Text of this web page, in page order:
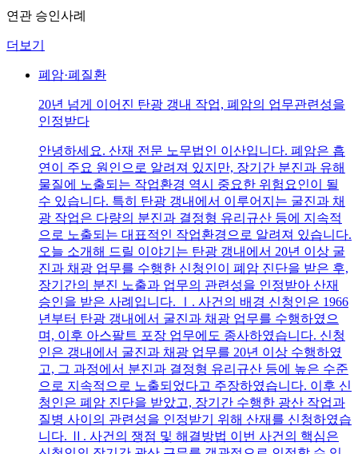
연관 승인사례
더보기
폐암·폐질환
20년 넘게 이어진 탄광 갱내 작업, 폐암의 업무관련성을
인정받다
안녕하세요. 산재 전문 노무법인 이산입니다. 폐암은 흡
연이 주요 원인으로 알려져 있지만, 장기간 분진과 유해
물질에 노출되는 작업환경 역시 중요한 위험요인이 될
수 있습니다. 특히 탄광 갱내에서 이루어지는 굴진과 채
광 작업은 다량의 분진과 결정형 유리규산 등에 지속적
으로 노출되는 대표적인 작업환경으로 알려져 있습니다.
오늘 소개해 드릴 이야기는 탄광 갱내에서 20년 이상 굴
진과 채광 업무를 수행한 신청인이 폐암 진단을 받은 후,
장기간의 분진 노출과 업무의 관련성을 인정받아 산재
승인을 받은 사례입니다. Ⅰ. 사건의 배경 신청인은 1966
년부터 탄광 갱내에서 굴진과 채광 업무를 수행하였으
며, 이후 아스팔트 포장 업무에도 종사하였습니다. 신청
인은 갱내에서 굴진과 채광 업무를 20년 이상 수행하였
고, 그 과정에서 분진과 결정형 유리규산 등에 높은 수준
으로 지속적으로 노출되었다고 주장하였습니다. 이후 신
청인은 폐암 진단을 받았고, 장기간 수행한 광산 작업과
질병 사이의 관련성을 인정받기 위해 산재를 신청하였습
니다. Ⅱ. 사건의 쟁점 및 해결방법 이번 사건의 핵심은